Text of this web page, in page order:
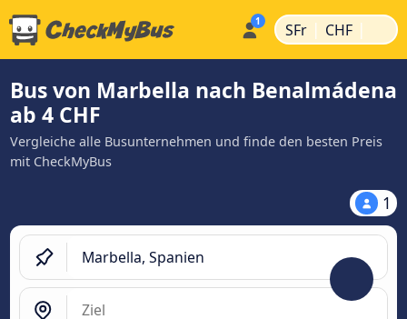
SFr | CHF |
Bus von Marbella nach Benalmádena
ab 4 CHF
Vergleiche alle Busunternehmen und finde den besten Preis
mit CheckMyBus
1